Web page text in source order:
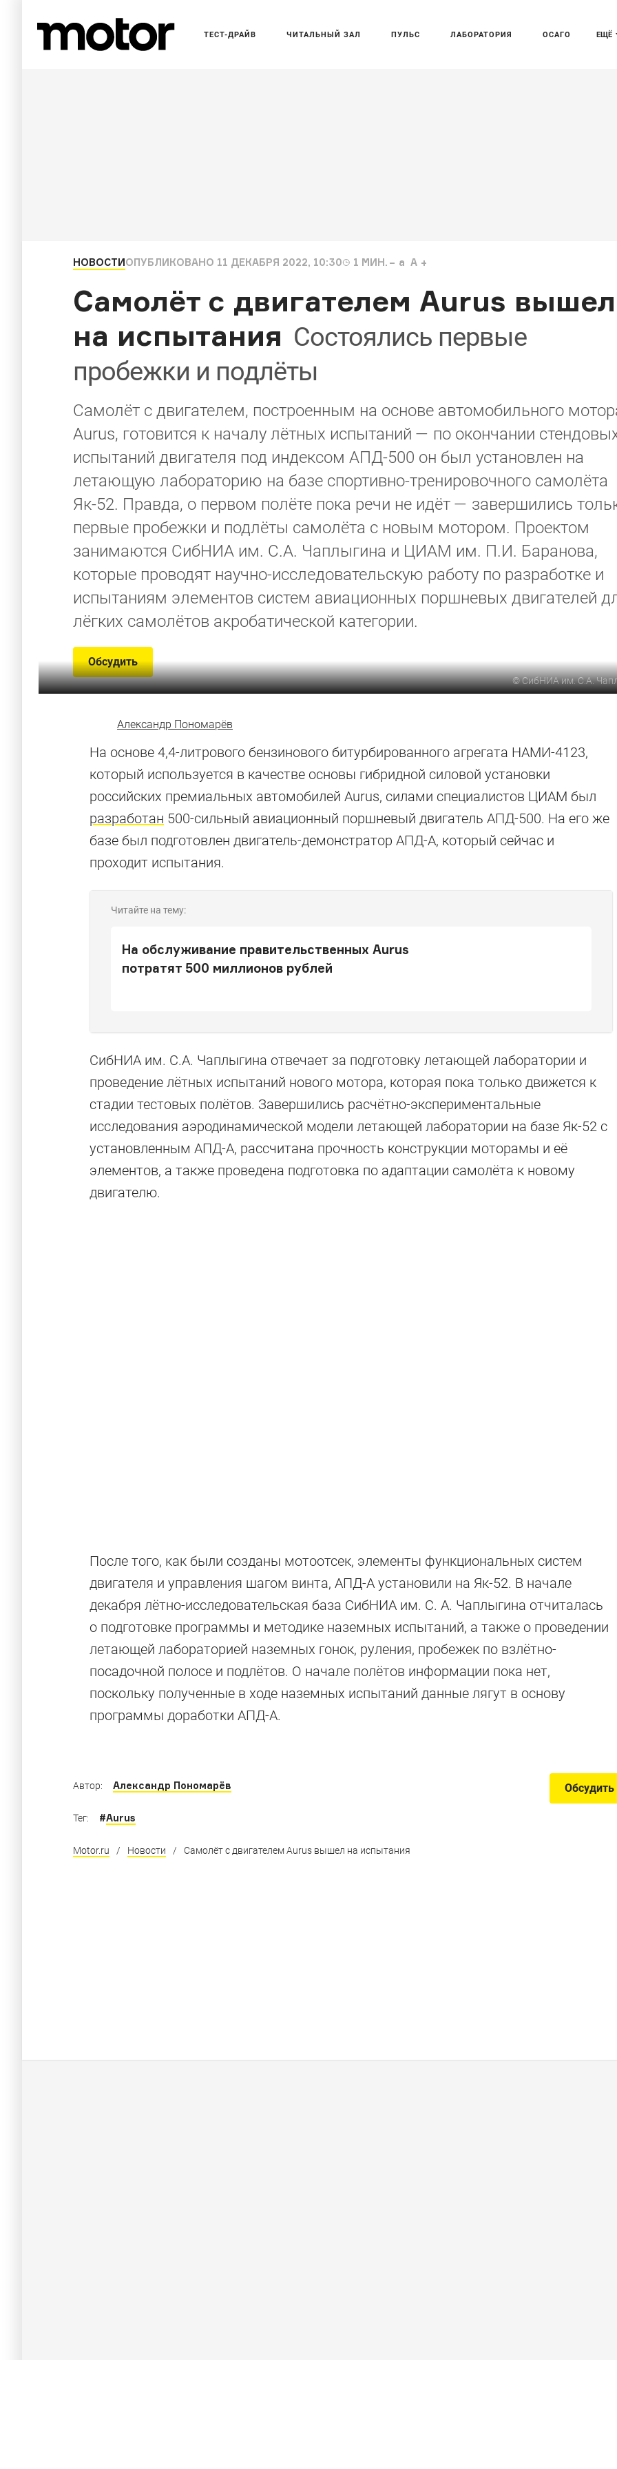
ЕЩЁ
ТЕСТ-ДРАЙВ ЧИТАЛЬНЫЙ ЗАЛ ПУЛЬС ЛАБОРАТОРИЯ ОСАГО
НОВОСТИОПУБЛИКОВАНО 11 ДЕКАБРЯ 2022, 10:30 1 МИН. a A
Самолёт с двигателем Aurus вышел
на испытания Состоялись первые
пробежки и подлёты
Самолёт с двигателем, построенным на основе автомобильного
Aurus, готовится к началу лётных испытаний — по окончании
испытаний двигателя под индексом АПД-500 он был установлен на
летающую лабораторию на базе спортивно-тренировочного самолёта
Як-52. Правда, о первом полёте пока речи не идёт — завершились
первые пробежки и подлёты самолёта с новым мотором. Проектом
занимаются СибНИА им. С.А. Чаплыгина и ЦИАМ им. П.И. Баранова,
которые проводят научно-исследовательскую работу по разработке и
испытаниям элементов систем авиационных поршневых двигателей
лёгких самолётов акробатической категории.
Обсудить
©СибНИА им. С.А.
Александр Пономарёв
На основе 4,4-литрового бензинового битурбированного агрегата НАМИ-4123,
который используется в качестве основы гибридной силовой установки
российских премиальных автомобилей Aurus, силами специалистов ЦИАМ был
разработан 500-сильный авиационный поршневый двигатель АПД-500. На его же
базе был подготовлен двигатель-демонстратор АПД-А, который сейчас и
проходит испытания.
Читайте на тему:
На обслуживание правительственных Aurus
потратят 500 миллионов рублей
СибНИА им. С.А. Чаплыгина отвечает за подготовку летающей лаборатории и
проведение лётных испытаний нового мотора, которая пока только движется к
стадии тестовых полётов. Завершились расчётно-экспериментальные
исследования аэродинамической модели летающей лаборатории на базе Як-52 с
установленным АПД-А, рассчитана прочность конструкции моторамы и её
элементов, а также проведена подготовка по адаптации самолёта к новому
двигателю.
После того, как были созданы мотоотсек, элементы функциональных систем
двигателя и управления шагом винта, АПД-А установили на Як-52. В начале
декабря лётно-исследовательская база СибНИА им. С. А. Чаплыгина отчиталась
о подготовке программы и методике наземных испытаний, а также о проведении
летающей лабораторией наземных гонок, руления, пробежек по взлётно-
посадочной полосе и подлётов. О начале полётов информации пока нет,
поскольку полученные в ходе наземных испытаний данные лягут в основу
программы доработки АПД-А.
Если не Aurus, то что?
Гайд «Мотора» для тех, кто ищет способы потратить целое состояние на автомобиль
Обсудить
Автор: Александр Пономарёв
Тег: #Aurus
Motor.ru / Новости / Самолёт с двигателем Aurus вышел на испытания